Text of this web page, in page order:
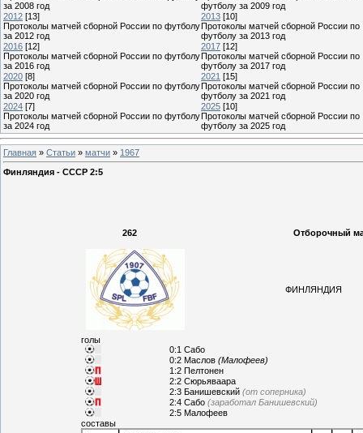
за 2008 год
футболу за 2009 год
2012 [13]
Протоколы матчей сборной России по футболу
за 2012 год
2013 [10]
Протоколы матчей сборной России по
футболу за 2013 год
2016 [12]
Протоколы матчей сборной России по футболу
за 2016 год
2017 [12]
Протоколы матчей сборной России по
футболу за 2017 год
2020 [8]
Протоколы матчей сборной России по футболу
за 2020 год
2021 [15]
Протоколы матчей сборной России по
футболу за 2021 год
2024 [7]
Протоколы матчей сборной России по футболу
за 2024 год
2025 [10]
Протоколы матчей сборной России по
футболу за 2025 год
Главная » Статьи » матчи » 1967
Финляндия - СССР 2:5
262 Отборочный
ФИНЛЯНДИЯ
голы
0:1 Сабо
0:2 Маслов (Малофеев)
1:2 Пелтонен
2:2 Сюрьяваара
2:3 Банишевский (от соперника)
2:4 Сабо (заработал Банишевский)
2:5 Малофеев
составы